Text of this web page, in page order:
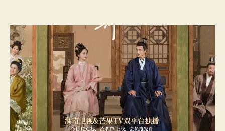
r
d
o
p
o
s
t
d
e
p
u
b
l
i
ç
e
n
i
n
t
e
m
s
u